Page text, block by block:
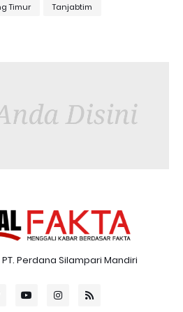
Timur
Tanjabtim
Perdana Silampari Mandiri